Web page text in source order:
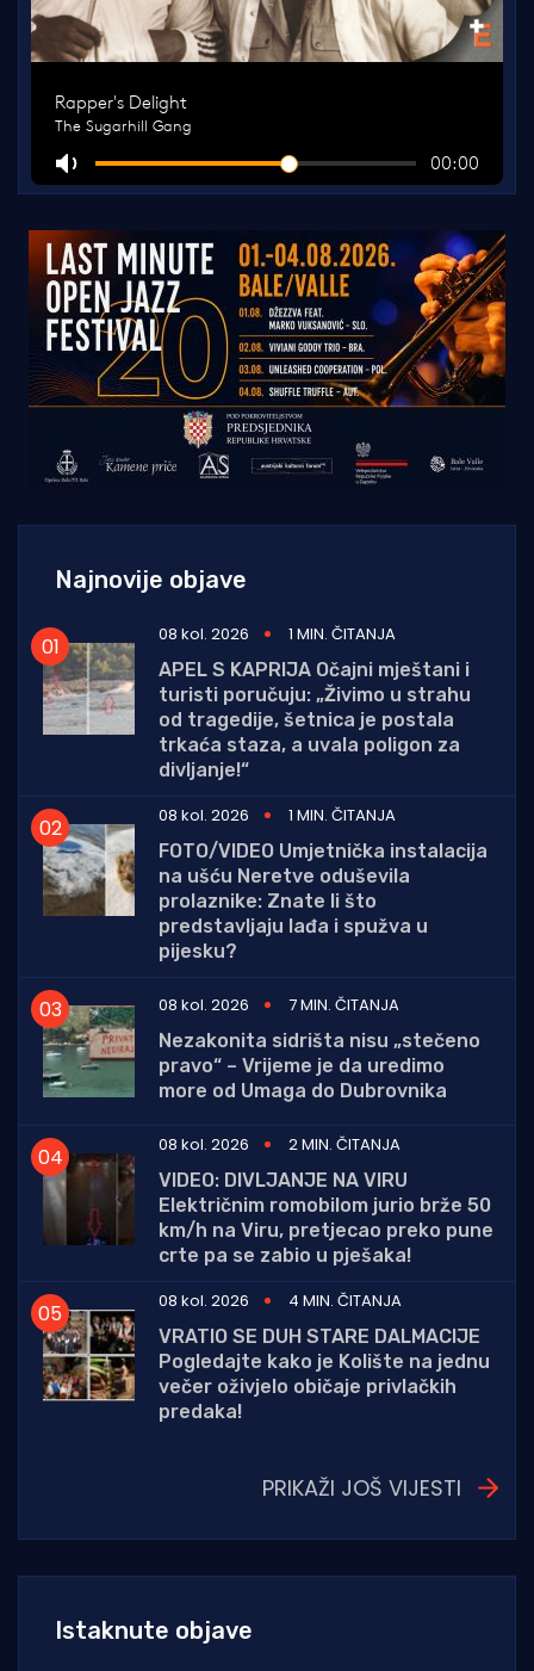
Najnovije objave
08 kol. 2026
1 MIN. ČITANJA
APEL S KAPRIJA Očajni mještani i
turisti poručuju: „Živimo u strahu
od tragedije, šetnica je postala
trkaća staza, a uvala poligon za
divljanje!“
08 kol. 2026
1 MIN. ČITANJA
FOTO/VIDEO Umjetnička instalacija
na ušću Neretve oduševila
prolaznike: Znate li što
predstavljaju lađa i spužva u
pijesku?
08 kol. 2026
7 MIN. ČITANJA
Nezakonita sidrišta nisu „stečeno
pravo“ – Vrijeme je da uredimo
more od Umaga do Dubrovnika
08 kol. 2026
2 MIN. ČITANJA
VIDEO: DIVLJANJE NA VIRU
Električnim romobilom jurio brže 50
km/h na Viru, pretjecao preko pune
crte pa se zabio u pješaka!
08 kol. 2026
4 MIN. ČITANJA
VRATIO SE DUH STARE DALMACIJE
Pogledajte kako je Kolište na jednu
večer oživjelo običaje privlačkih
predaka!
PRIKAŽI JOŠ VIJESTI
Istaknute objave